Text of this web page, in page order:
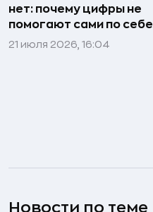
нет: почему цифры не
помогают сами по себе
21 июля 2026, 16:04
Новости по теме